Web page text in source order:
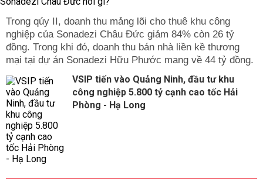
Trong qúy II, doanh thu mảng lõi cho thuê khu công
nghiệp của Sonadezi Châu Đức giảm 84% còn 26 tỷ
đồng. Trong khi đó, doanh thu bán nhà liền kề thương
mại tại dự án Sonadezi Hữu Phước mang về 44 tỷ đồng.
VSIP tiến vào Quảng Ninh, đầu tư khu
công nghiệp 5.800 tỷ cạnh cao tốc Hải
Phòng - Hạ Long